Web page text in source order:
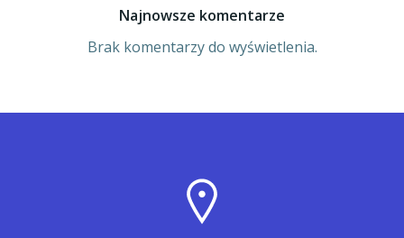
Najnowsze komentarze
Brak komentarzy do wyświetlenia.